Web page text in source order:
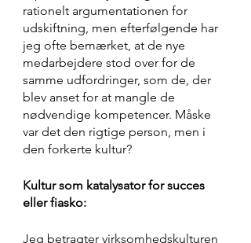
rationelt argumentationen for
udskiftning, men efterfølgende har
jeg ofte bemærket, at de nye
medarbejdere stod over for de
samme udfordringer, som de, der
blev anset for at mangle de
nødvendige kompetencer. Måske
var det den rigtige person, men i
den forkerte kultur?
Kultur som katalysator for succes
eller fiasko:
Jeg betragter virksomhedskulturen